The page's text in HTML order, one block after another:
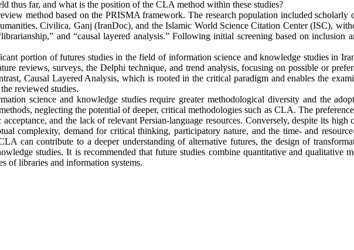
thus far, and what is the position of the CLA method within these studies?
method based on the PRISMA framework. The research population included scholarly
Civilica, Ganj (IranDoc), and the Islamic World Science Citation Center (ISC),
and “causal layered analysis.” Following initial screening based on
portion of futures studies in the field of information science and knowledge studies in
reviews, surveys, the Delphi technique, and trend analysis, focusing on possible or
Causal Layered Analysis, which is rooted in the critical paradigm and enables the
reviewed studies.
science and knowledge studies require greater methodological diversity and the
neglecting the potential of deeper, critical methodologies such as CLA. The
and the lack of relevant Persian-language resources. Conversely, despite its
complexity, demand for critical thinking, participatory nature, and the time- and
can contribute to a deeper understanding of alternative futures, the design of
studies. It is recommended that future studies combine quantitative and qualitative
of libraries and information systems.